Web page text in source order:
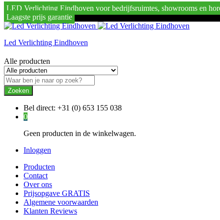
LED Verlichting Eindhoven voor bedrijfsruimtes, showrooms en
Laagste prijs garantie
Led Verlichting Eindhoven
Alle producten
Zoeken
Bel direct: +31 (0) 653 155 038
0
Geen producten in de winkelwagen.
Inloggen
Producten
Contact
Over ons
Prijsopgave GRATIS
Algemene voorwaarden
Klanten Reviews